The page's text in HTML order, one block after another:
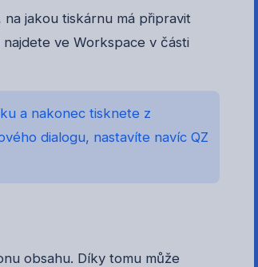
jakou tiskárnu má připravit
ve Workspace v části
a nakonec tisknete z
dialogu, nastavíte navíc QZ
obsahu. Díky tomu může